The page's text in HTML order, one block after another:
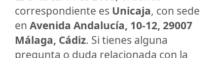
correspondiente es Unicaja, con sede
en Avenida Andalucía, 10-12, 29007
Málaga, Cádiz. Si tienes alguna
pregunta o duda relacionada con la